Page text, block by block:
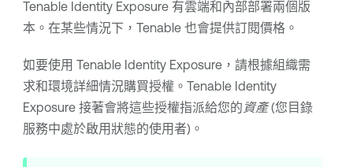
Tenable Identity Exposure有雲端和內部部署兩個版
本。在某些情況下， Tenable也會提供訂閱價格。
如要使用 Tenable Identity Exposure，請根據組織需
求和環境詳細情況購買授權。 Tenable Identity
Exposure接著會將這些授權指派給您的 資產(您目錄
服務中處於啟用狀態的使用者)。